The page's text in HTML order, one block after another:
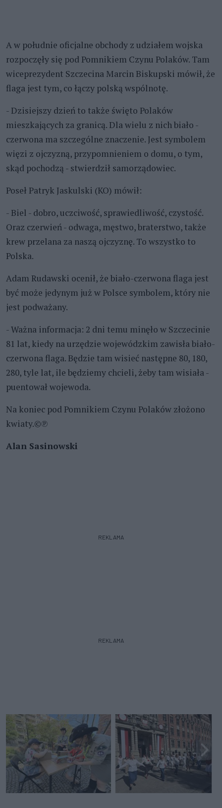
A w południe oficjalne obchody z udziałem wojska
rozpoczęły się pod Pomnikiem Czynu Polaków. Tam
wiceprezydent Szczecina Marcin Biskupski mówił, że
flaga jest tym, co łączy polską wspólnotę.
- Dzisiejszy dzień to także święto Polaków
mieszkających za granicą. Dla wielu z nich biało -
czerwona ma szczególne znaczenie. Jest symbolem
więzi z ojczyzną, przypomnieniem o domu, o tym,
skąd pochodzą - stwierdził samorządowiec.
Poseł Patryk Jaskulski (KO) mówił:
- Biel - dobro, uczciwość, sprawiedliwość, czystość.
Oraz czerwień - odwaga, męstwo, braterstwo, także
krew przelana za naszą ojczyznę. To wszystko to
Polska.
Adam Rudawski ocenił, że biało-czerwona flaga jest
być może jedynym już w Polsce symbolem, który nie
jest podważany.
- Ważna informacja: 2 dni temu minęło w Szczecinie
81 lat, kiedy na urzędzie wojewódzkim zawisła biało-
czerwona flaga. Będzie tam wisieć następne 80, 180,
280, tyle lat, ile będziemy chcieli, żeby tam wisiała -
puentował wojewoda.
Na koniec pod Pomnikiem Czynu Polaków złożono
kwiaty.©℗
Alan Sasinowski
REKLAMA
REKLAMA